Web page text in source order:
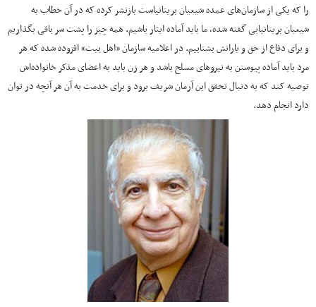
را که یکی از سازمان‌های عمده شیعیان بریتانیاست بازنشر کرده که در آن خطاب به
شیعیان بریتانیایی گفته شده، ما باید آماده ایثار باشیم. همه چیز را پشت سر باقی بگذاریم
و برای دفاع از حق و یارانش بشتابیم. در اعلامیه سازمان «اهل بیت» افزوده شده که هر
مرد باید آماده پیوستن به نیروهای مسلح باشد و هر زن باید به اعضای مذکر خانواده‌اش
توصیه کند که به دنبال تحقق این آرمان شریف برود و برای خدمت به آن هر آنچه در توان
دارد انجام دهد.